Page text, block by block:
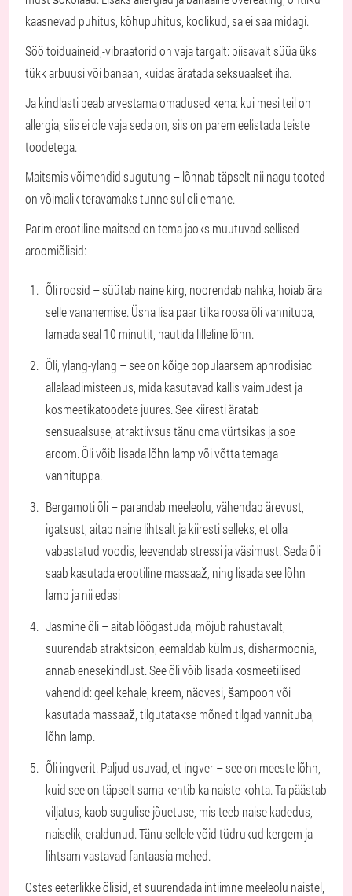
kaasnevad puhitus, kõhupuhitus, koolikud, sa ei saa midagi.
Söö toiduaineid,-vibraatorid on vaja targalt: piisavalt süüa üks
tükk arbuusi või banaan, kuidas äratada seksuaalset iha.
Ja kindlasti peab arvestama omadused keha: kui mesi teil on
allergia, siis ei ole vaja seda on, siis on parem eelistada teiste
toodetega.
Maitsmis võimendid sugutung – lõhnab täpselt nii nagu tooted
on võimalik teravamaks tunne sul oli emane.
Parim erootiline maitsed on tema jaoks muutuvad sellised
aroomiõlisid:
Õli roosid – süütab naine kirg, noorendab nahka, hoiab ära
selle vananemise. Üsna lisa paar tilka roosa õli vannituba,
lamada seal 10 minutit, nautida lilleline lõhn.
Õli, ylang-ylang – see on kõige populaarsem aphrodisiac
allalaadimisteenus, mida kasutavad kallis vaimudest ja
kosmeetikatoodete juures. See kiiresti äratab
sensuaalsuse, atraktiivsus tänu oma vürtsikas ja soe
aroom. Õli võib lisada lõhn lamp või võtta temaga
vannituppa.
Bergamoti õli – parandab meeleolu, vähendab ärevust,
igatsust, aitab naine lihtsalt ja kiiresti selleks, et olla
vabastatud voodis, leevendab stressi ja väsimust. Seda õli
saab kasutada erootiline massaaž, ning lisada see lõhn
lamp ja nii edasi
Jasmine õli – aitab lõõgastuda, mõjub rahustavalt,
suurendab atraktsioon, eemaldab külmus, disharmoonia,
annab enesekindlust. See õli võib lisada kosmeetilised
vahendid: geel kehale, kreem, näovesi, šampoon või
kasutada massaaž, tilgutatakse mõned tilgad vannituba,
lõhn lamp.
Õli ingverit. Paljud usuvad, et ingver – see on meeste lõhn,
kuid see on täpselt sama kehtib ka naiste kohta. Ta päästab
viljatus, kaob sugulise jõuetuse, mis teeb naise kadedus,
naiselik, eraldunud. Tänu sellele võid tüdrukud kergem ja
lihtsam vastavad fantaasia mehed.
Ostes eeterlikke õlisid, et suurendada intiimne meeleolu naistel,